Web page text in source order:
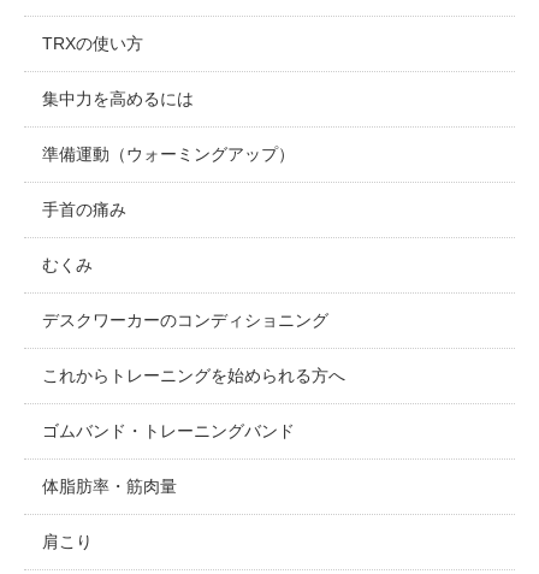
TRXの使い方
集中力を高めるには
準備運動（ウォーミングアップ）
手首の痛み
むくみ
デスクワーカーのコンディショニング
これからトレーニングを始められる方へ
ゴムバンド・トレーニングバンド
体脂肪率・筋肉量
肩こり